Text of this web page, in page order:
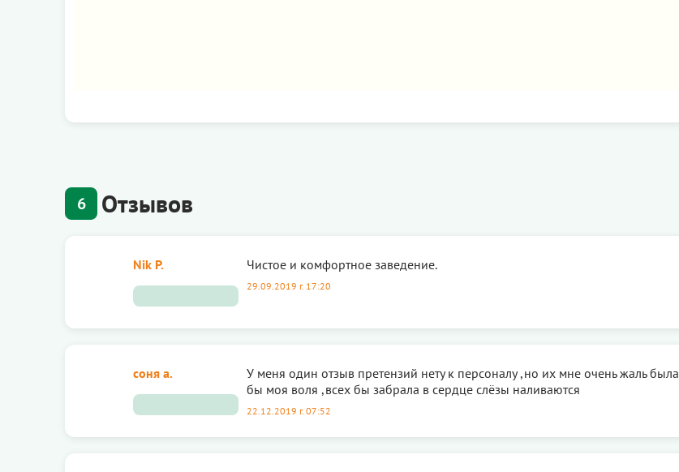
6 Отзывов
Nik P. Чистое и комфортное заведение.
29.09.2019 г. 17:20
соня а.
У меня один отзыв претензий нету к персоналу ,но их мне очень жаль была
бы моя воля ,всех бы забрала в сердце слёзы наливаются
22.12.2019 г. 07:52